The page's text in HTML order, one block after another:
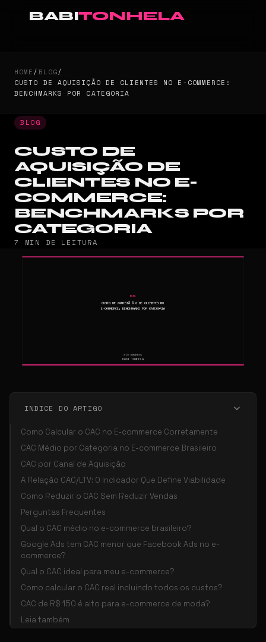
BABITONHELA
HOME/BLOG/
CUSTO DE AQUISIÇÃO DE CLIENTES NO E-COMMERCE:
BENCHMARKS POR CATEGORIA
BLOG
CUSTO DE
AQUISIÇÃO DE
CLIENTES NO E-
COMMERCE:
BENCHMARKS POR
CATEGORIA
7 MIN DE LEITURA
INDICE DO ARTIGO
Como Calcular o CAC no E-commerce Corretamente
CAC Médio por Categoria no E-commerce Brasileiro
CAC por Canal de Aquisição
A Relação CAC/LTV: O Indicador Que Define Viabilidade
Como Reduzir o CAC Sem Reduzir Vendas
Perguntas Frequentes
Qual o CAC médio no e-commerce brasileiro?
Google Ads tem CAC menor que Facebook Ads no e-
commerce?
Qual o CAC ideal para meu e-commerce?
Como calcular o CAC real incluindo todos os custos?
CAC de R$ 150 é alto para e-commerce de moda?
Leia também